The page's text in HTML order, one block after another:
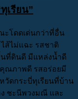
เรียน”
ะโดดเด่นกว่าที่อื่น
ไส้ไม่แฉะ รสชาติ
นที่ดินดี มีแหล่งน้ำดี
ณภาพดี รสอร่อยมี
วัดกระบี่ทุเรียนที่บ้าน
ชะนีพวงมณี และ